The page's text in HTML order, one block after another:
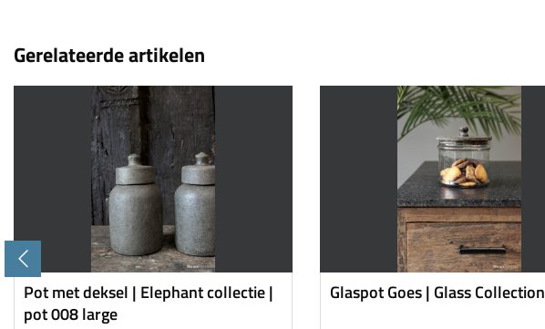
Gerelateerde artikelen
Pot met deksel | Elephant collectie |
pot 008 large
Glaspot Goes | Glass Collection